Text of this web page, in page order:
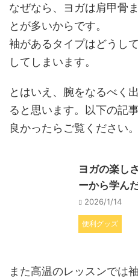
なぜなら、ヨガは肩甲骨
とが多いからです。
袖があるタイプはどうし
してしまいます。
とはいえ、腕をなるべく
ると思います。以下の記
良かったらご覧ください。
ヨガの楽し
ーから学ん
2026/1/14
便利グッズ
また高温のレッスンでは